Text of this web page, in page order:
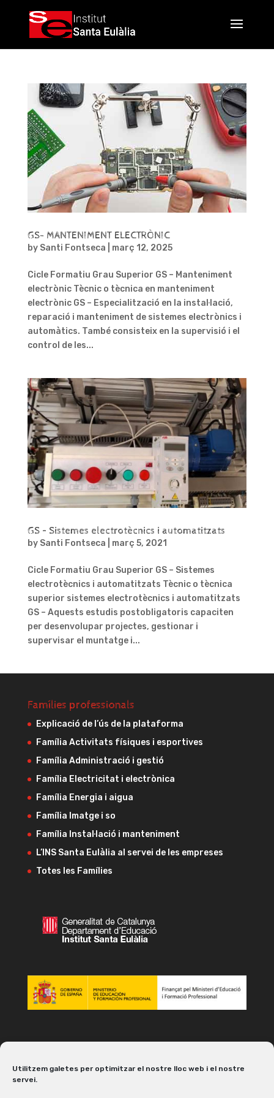
Utilitzem galetes per optimitzar el nostre lloc web i el nostre
servei.
GS- MANTENIMENT ELECTRÒNIC
by Santi Fontseca març 12, 2025
Cicle Formatiu Grau Superior GS – Manteniment
electrònic Tècnic o tècnica en manteniment
electrònic GS – Especialització en la instal·lació,
reparació i manteniment de sistemes electrònics i
automàtics. També consisteix en la supervisió i el
control de les...
GS – Sistemes electrotècnics i automatitzats
by Santi Fontseca març 5, 2021
Cicle Formatiu Grau Superior GS – Sistemes
electrotècnics i automatitzats Tècnic o tècnica
superior sistemes electrotècnics i automatitzats
GS – Aquests estudis postobligatoris capaciten
per desenvolupar projectes, gestionar i
supervisar el muntatge i...
Famílies professionals
Explicació de l’ús de la plataforma
Família Activitats físiques i esportives
Família Administració i gestió
Família Electricitat i electrònica
Família Energia i aigua
Família Imatge i so
Família Instal·lació i manteniment
L’INS Santa Eulàlia al servei de les empreses
Totes les Famílies